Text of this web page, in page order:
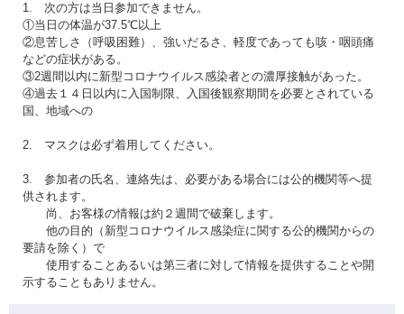
1. 次の方は当日参加できません。
①当日の体温が37.5℃以上
②息苦しさ（呼吸困難）、強いだるさ、軽度であっても咳・咽頭痛
などの症状がある。
③2週間以内に新型コロナウイルス感染者との濃厚接触があった。
④過去１４日以内に入国制限、入国後観察期間を必要とされている
国、地域への
2. マスクは必ず着用してください。
3. 参加者の氏名、連絡先は、必要がある場合には公的機関等へ提
供されます。
尚、お客様の情報は約２週間で破棄します。
他の目的（新型コロナウイルス感染症に関する公的機関からの
要請を除く）で
使用することあるいは第三者に対して情報を提供することや開
示することもありません。